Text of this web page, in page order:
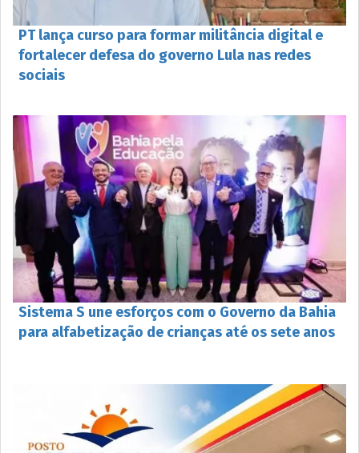
PT lança curso para formar militância digital e
fortalecer defesa do governo Lula nas redes
sociais
Sistema S une esforços com o Governo da Bahia
para alfabetização de crianças até os sete anos